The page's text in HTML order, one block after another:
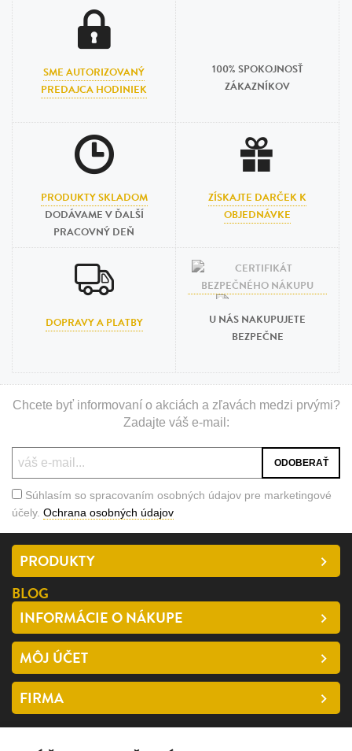
SME AUTORIZOVANÝ
PREDAJCA HODINIEK
100% SPOKOJNOSŤ
ZÁKAZNÍKOV
PRODUKTY SKLADOM
DODÁVAME V ĎALŠÍ
PRACOVNÝ DEŇ
ZÍSKAJTE DARČEK K
OBJEDNÁVKE
DOPRAVY A PLATBY
U NÁS NAKUPUJETE
BEZPEČNE
Chcete byť informovaní o akciách a zľavách medzi prvými?
Zadajte váš e-mail:
Súhlasím so spracovaním osobných údajov pre marketingové
účely. Ochrana osobných údajov
PRODUKTY
BLOG
INFORMÁCIE O NÁKUPE
MÔJ ÚČET
FIRMA